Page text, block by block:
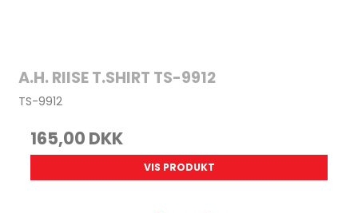
A.H. RIISE T.SHIRT TS-9912
TS-9912
165,00 DKK
VIS PRODUKT